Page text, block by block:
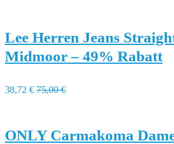
Lee Herren Jeans
Midmoor – 49% Rabatt
38,72 € 75,00 €
ONLY Carmakoma